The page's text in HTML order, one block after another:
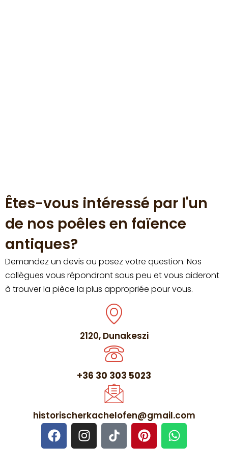
Êtes-vous intéressé par l'un
de nos poêles en faïence
antiques?
Demandez un devis ou posez votre question. Nos
collègues vous répondront sous peu et vous aideront
à trouver la pièce la plus appropriée pour vous.
2120, Dunakeszi
+36 30 303 5023
historischerkachelofen@gmail.com